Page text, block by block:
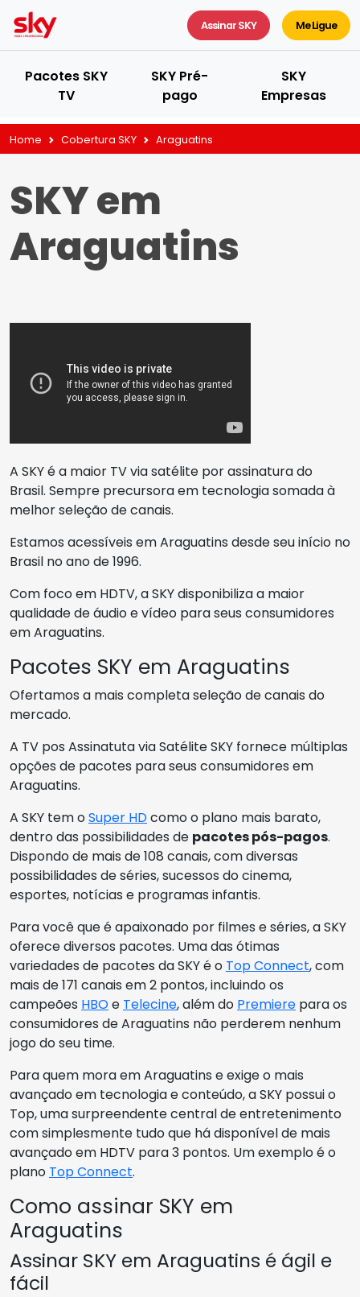
Assinar SKY Me Ligue
Pacotes SKY
TV
SKY Pré-
pago
SKY
Empresas
Home Cobertura SKY Araguatins
SKY em
Araguatins
A SKY é a maior TV via satélite por assinatura do
Brasil. Sempre precursora em tecnologia somada à
melhor seleção de canais.
Estamos acessíveis em Araguatins desde seu início no
Brasil no ano de 1996.
Com foco em HDTV, a SKY disponibiliza a maior
qualidade de áudio e vídeo para seus consumidores
em Araguatins.
Pacotes SKY em Araguatins
Ofertamos a mais completa seleção de canais do
mercado.
A TV pos Assinatuta via Satélite SKY fornece múltiplas
opções de pacotes para seus consumidores em
Araguatins.
A SKY tem oSuper HDcomo o plano mais barato,
dentro das possibilidades de pacotes pós-pagos.
Dispondo de mais de 108 canais, com diversas
possibilidades de séries, sucessos do cinema,
esportes, notícias e programas infantis.
Para você que é apaixonado por filmes e séries, a SKY
oferece diversos pacotes. Uma das ótimas
variedades de pacotes da SKY é o Top Connect, com
mais de 171 canais em 2 pontos, incluindo os
campeões HBOe Telecine, além do Premiere para os
consumidores de Araguatins não perderem nenhum
jogo do seu time.
Para quem mora em Araguatins e exige o mais
avançado em tecnologia e conteúdo, a SKY possui o
Top, uma surpreendente central de entretenimento
com simplesmente tudo que há disponível de mais
avançado em HDTV para 3 pontos. Um exemplo é o
plano Top Connect.
Como assinar SKY em
Araguatins
Assinar SKY em Araguatins é ágil e
fácil